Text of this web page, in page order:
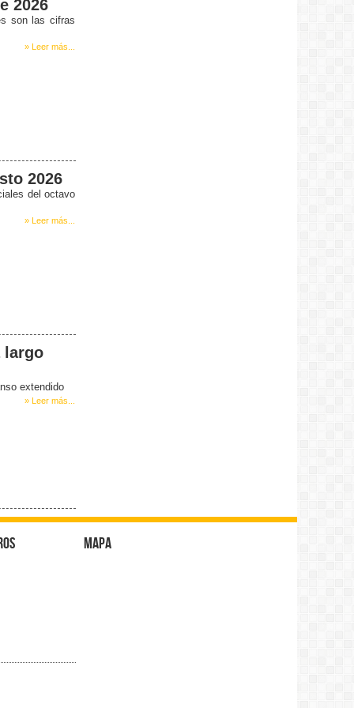
2026
son las cifras
» Leer más...
2026
del octavo
» Leer más...
largo
extendido
» Leer más...
Mapa